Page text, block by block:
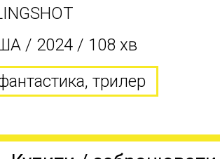
/ 2024 / 108 хв
трилер